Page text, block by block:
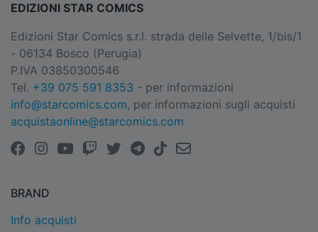
EDIZIONI STAR COMICS
Edizioni Star Comics s.r.l. strada delle Selvette, 1/bis/1
- 06134 Bosco (Perugia)
P.IVA 03850300546
Tel. +39 075 591 8353 - per informazioni
info@starcomics.com, per informazioni sugli acquisti
acquistaonline@starcomics.com
BRAND
Info acquisti